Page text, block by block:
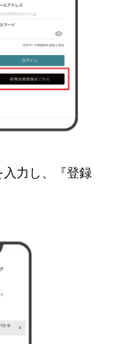
力し、『登録